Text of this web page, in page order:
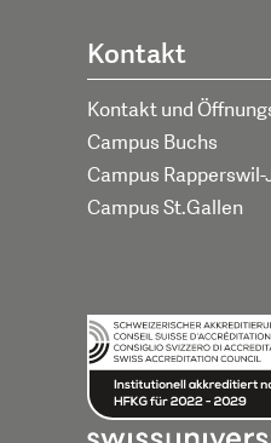
Kontakt
Kontakt und
Campus Buchs
Campus Rapperswil-
Campus St.Gallen